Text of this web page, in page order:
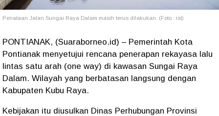
Penataan Jalan Sungai Raya Dalam masih terus dilakukan. (Foto : ist)
PONTIANAK, (Suaraborneo.id) – Pemerintah Kota
Pontianak menyetujui rencana penerapan rekayasa lalu
lintas satu arah (one way) di kawasan Sungai Raya
Dalam. Wilayah yang berbatasan langsung dengan
Kabupaten Kubu Raya.
Kebijakan itu diusulkan Dinas Perhubungan Provinsi